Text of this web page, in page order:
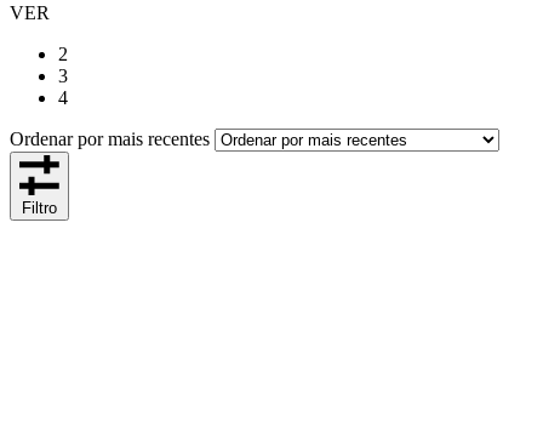
VER
2
3
4
Ordenar por mais recentes
Filtro